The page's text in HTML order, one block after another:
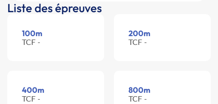
Liste des épreuves
100m
TCF -
200m
TCF -
400m
TCF -
800m
TCF -